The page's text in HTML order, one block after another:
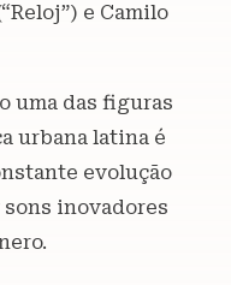
e Camilo
uma das figuras
urbana latina é
evolução
inovadores